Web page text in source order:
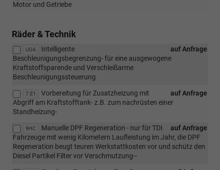
Motor und Getriebe
Räder & Technik
UG6 auf Anfrage
Intelligente
Beschleunigungsbegrenzung- für eine ausgewogene
Kraftstoffsparende und Verschleißarme
Beschleunigungssteuerung
7.E1 auf Anfrage
Vorbereitung für Zusatzheizung mit
Abgriff am Kraftstofftank- z.B. zum nachrüsten einer
Standheizung-
9HC auf Anfrage
Manuelle DPF Regeneration - nur für TDI
Fahrzeuge mit wenig Kilometern Laufleistung im Jahr, die DPF
Regeneration beugt teuren Werkstattkosten vor und schütz den
Diesel Partikel Filter vor Verschmutzung--